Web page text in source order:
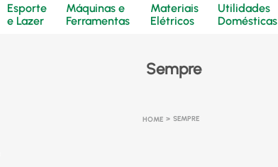
Esporte
e Lazer
Máquinas e
Ferramentas
Materiais
Elétricos
Utilidades
Domésticas
Sempre
SEMPRE